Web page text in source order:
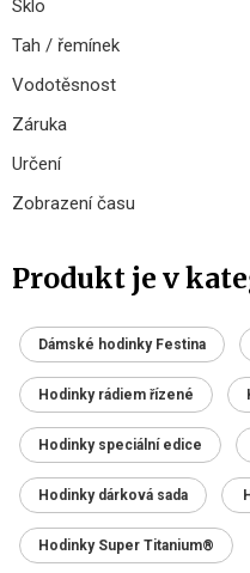
Sklo
Tah / řemínek
Vodotěsnost
Záruka
Určení
Zobrazení času
Produkt je v
Dámské hodinky Festina
Hodinky rádiem řízené
Hodinky speciální edice
Hodinky dárková sada
Hodinky Super Titanium®